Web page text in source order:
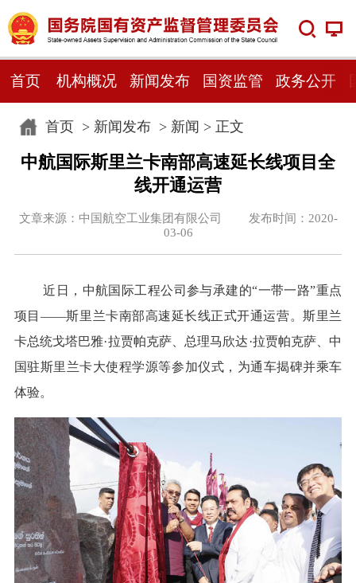
首页 机构概况 新闻发布 国资监管 政务公开
首页> 新闻发布> 新闻 > 正文
中航国际斯里兰卡南部高速延长线项目全
线开通运营
文章来源：中国航空工业集团有限公司 发布时间：2020-
03-06
近日，中航国际工程公司参与承建的“一带一路”重点
项目——斯里兰卡南部高速延长线正式开通运营。斯里兰
卡总统戈塔巴雅·拉贾帕克萨、总理马欣达·拉贾帕克萨、中
国驻斯里兰卡大使程学源等参加仪式，为通车揭碑并乘车
体验。